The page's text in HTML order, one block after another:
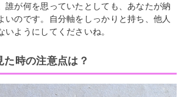
誰が何を思っていたとしても、あなたが納
いのです。自分軸をしっかりと持ち、他人
ようにしてくださいね。
時の注意点は？